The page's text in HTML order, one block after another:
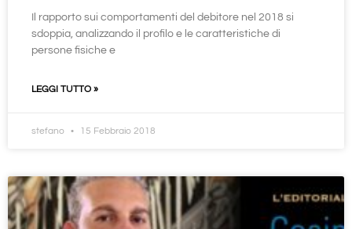
Il rapporto sui comportamenti del debitore nel 2018 si
sdoppia, analizzando il profilo e le caratteristiche di
persone fisiche e
LEGGI TUTTO »
stefano 15 Febbraio 2018